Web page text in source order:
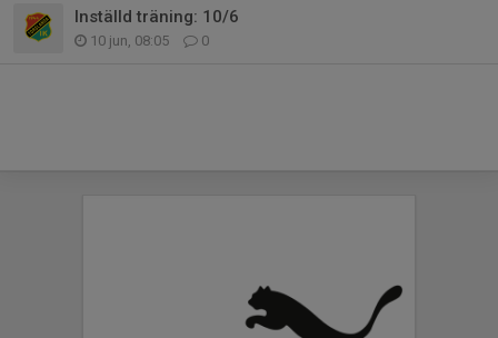
Inställd träning: 10/6
10 jun, 08:05 0